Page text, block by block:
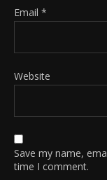
Email *
Website
Save my name,
time I comment.